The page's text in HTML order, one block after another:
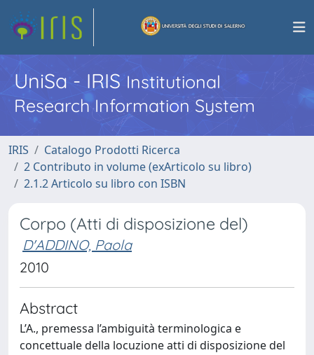
UniSa - IRISInstitutional
Research Information System
IRIS
Catalogo Prodotti Ricerca
2 Contributo in volume (exArticolo su libro)
2.1.2 Articolo su libro con ISBN
Corpo (Atti di disposizione del)
D'ADDINO, Paola
2010
Abstract
L’A., premessa l’ambiguità terminologica e
concettuale della locuzione atti di disposizione del